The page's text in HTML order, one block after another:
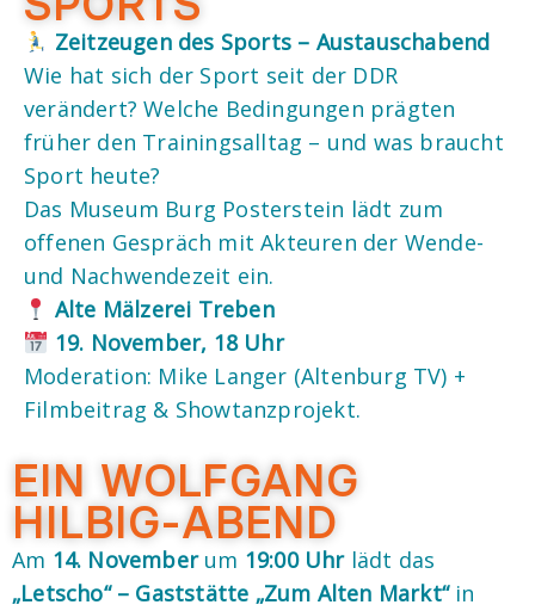
Zeitzeugen des Sports – Austauschabend
Wie hat sich der Sport seit der DDR
verändert? Welche Bedingungen prägten
früher den Trainingsalltag – und was braucht
Sport heute?
Das Museum Burg Posterstein lädt zum
offenen Gespräch mit Akteuren der Wende-
und Nachwendezeit ein.
Alte Mälzerei Treben
19. November, 18 Uhr
Moderation: Mike Langer (Altenburg TV) +
Filmbeitrag & Showtanzprojekt.
EIN WOLFGANG
HILBIG-ABEND
Am 14. Novemberum 19:00 Uhrlädt das
„Letscho“ – Gaststätte „Zum Alten Markt“in